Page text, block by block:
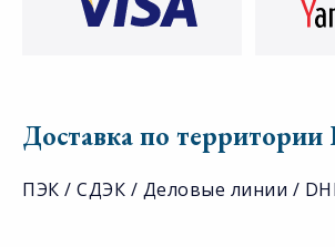
Доставка по территории
ПЭК / СДЭК / Деловые линии /